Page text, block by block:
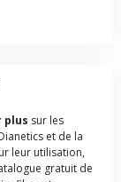
plus sur les
et de la
leur utilisation,
gratuit de